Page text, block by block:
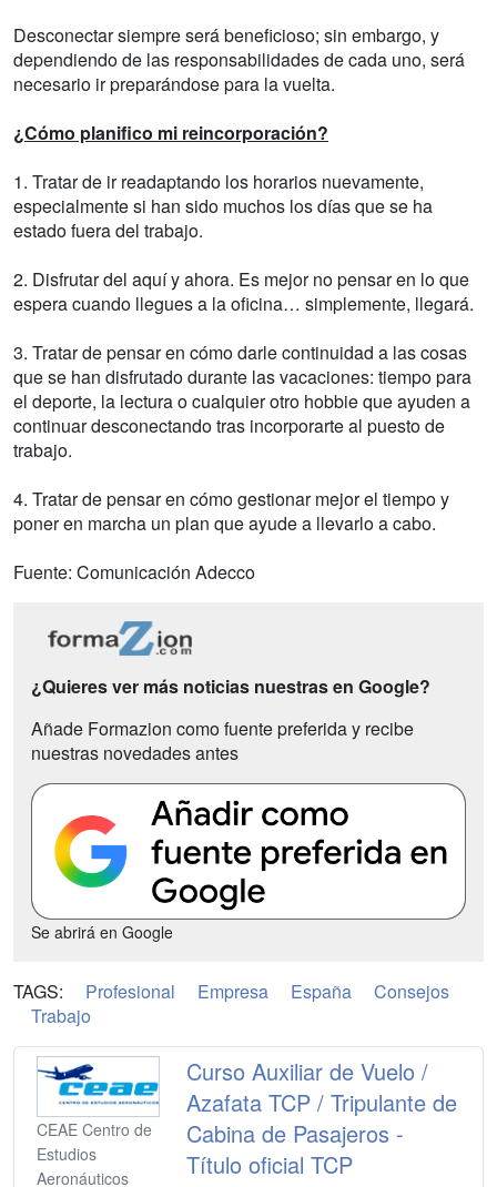
Desconectar siempre será beneficioso; sin embargo, y
dependiendo de las responsabilidades de cada uno, será
necesario ir preparándose para la vuelta.
¿Cómo planifico mi reincorporación?
1. Tratar de ir readaptando los horarios nuevamente,
especialmente si han sido muchos los días que se ha
estado fuera del trabajo.
2. Disfrutar del aquí y ahora. Es mejor no pensar en lo que
espera cuando llegues a la oficina… simplemente, llegará.
3. Tratar de pensar en cómo darle continuidad a las cosas
que se han disfrutado durante las vacaciones: tiempo para
el deporte, la lectura o cualquier otro hobbie que ayuden a
continuar desconectando tras incorporarte al puesto de
trabajo.
4. Tratar de pensar en cómo gestionar mejor el tiempo y
poner en marcha un plan que ayude a llevarlo a cabo.
Fuente: Comunicación Adecco
¿Quieres ver más noticias nuestras en Google?
Añade Formazion como fuente preferida y recibe
nuestras novedades antes
Se abrirá en Google
TAGS: Profesional Empresa España
Consejos
Trabajo
CEAE Centro de
Estudios
Aeronáuticos
Curso Auxiliar de Vuelo /
Azafata TCP / Tripulante de
Cabina de Pasajeros -
Título oficial TCP